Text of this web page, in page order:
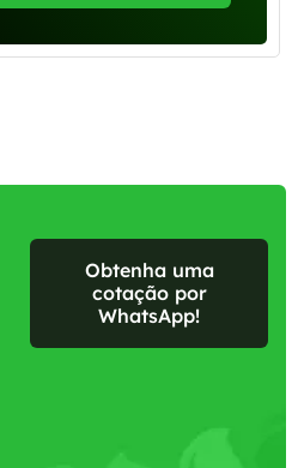
Obtenha uma
cotação por
WhatsApp!